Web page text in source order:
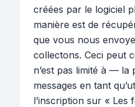
créées par le logiciel
manière est de
que vous nous
collectons. Ceci peut
n’est pas limité à — la
messages en tant
l’inscription sur « Les